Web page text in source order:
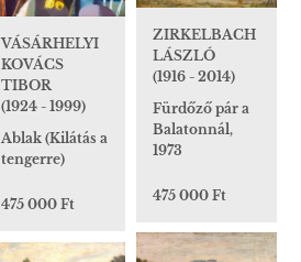
ZIRKELBACH
LÁSZLÓ
(1916 - 2014)
Fürdőző pár a
Balatonnál,
1973
475 000 Ft
VÁSÁRHELYI
KOVÁCS
TIBOR
(1924 - 1999)
Ablak (Kilátás a
tengerre)
475 000 Ft